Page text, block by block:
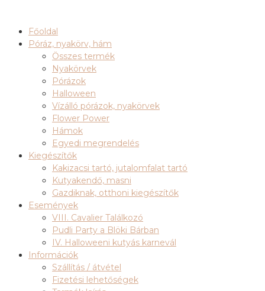
Főoldal
Póráz, nyakörv, hám
Összes termék
Nyakörvek
Pórázok
Halloween
Vízálló pórázok, nyakörvek
Flower Power
Hámok
Egyedi megrendelés
Kiegészítők
Kakizacsi tartó, jutalomfalat tartó
Kutyakendő, masni
Gazdiknak, otthoni kiegészítők
Események
VIII. Cavalier Találkozó
Pudli Party a Blöki Bárban
IV. Halloweeni kutyás karnevál
Információk
Szállítás / átvétel
Fizetési lehetőségek